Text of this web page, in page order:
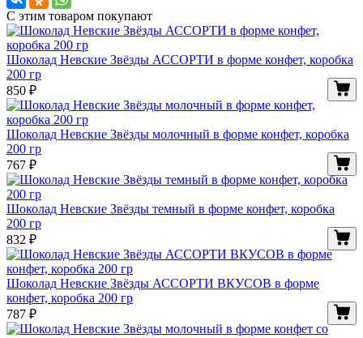
С этим товаром покупают
Шоколад Невские Звёзды АССОРТИ в форме конфет, коробка
200 гр
850 ₽
Шоколад Невские Звёзды молочный в форме конфет, коробка
200 гр
767 ₽
Шоколад Невские Звёзды темный в форме конфет, коробка
200 гр
832 ₽
Шоколад Невские Звёзды АССОРТИ ВКУСОВ в форме
конфет, коробка 200 гр
787 ₽